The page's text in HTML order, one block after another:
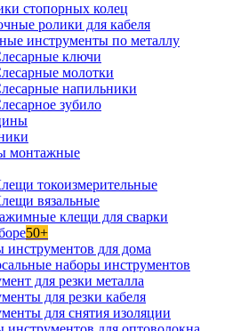
стопорных колец
ролики для кабеля
инструменты по металлу
ключи
молотки
напильники
зубило
монтажные
токоизмерительные
вязальные
клещи для сварки
50+
инструментов для дома
наборы инструментов
для резки металла
для резки кабеля
для снятия изоляции